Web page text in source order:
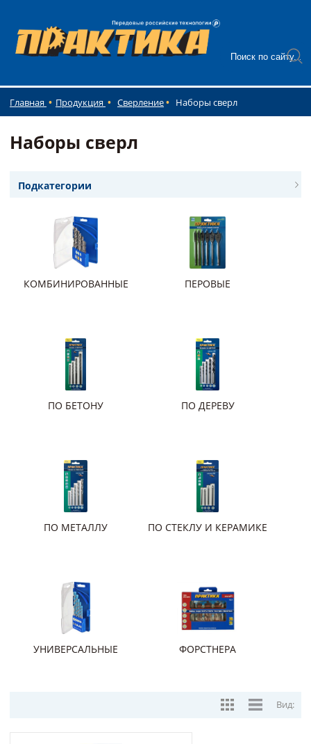
Главная Продукция Сверление Наборы сверл
Наборы сверл
Подкатегории
КОМБИНИРОВАННЫЕ ПЕРОВЫЕ
ПО БЕТОНУ ПО ДЕРЕВУ
ПО МЕТАЛЛУ ПО СТЕКЛУ И КЕРАМИКЕ
УНИВЕРСАЛЬНЫЕ ФОРСТНЕРА
Вид: